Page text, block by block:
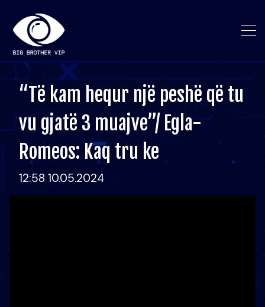
“Të kam hequr një peshë që tu
vu gjatë 3 muajve”/ Egla-
Romeos: Kaq tru ke
12:58 10.05.2024